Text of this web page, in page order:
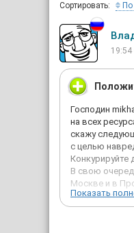
Сортировать:
19:54
Господин
на всех
скажу
с целью
Конкурируйте
В свою
Москве и в
Искра,
концерна
Показать